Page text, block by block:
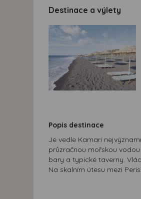
Destinace a výlety
Popis destinace
Je vedle Kamari
průzračnou mořskou
bary a typické taverny.
Na skalním útesu mezi